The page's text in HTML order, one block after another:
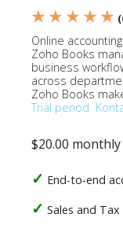
★ ★ ★ ★ ★
Online
Zoho Books
business
across
Zoho Books
Trial period
$20.00 monthly
End-to-end
Sales and